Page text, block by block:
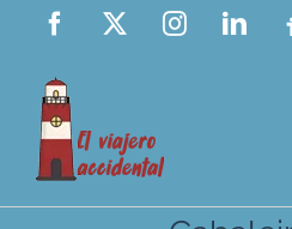
Saltar
contenido
Facebook Instagram